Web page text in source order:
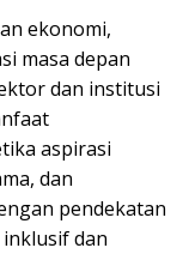
ekonomi,
masa depan
dan institusi
aspirasi
dan
pendekatan
dan